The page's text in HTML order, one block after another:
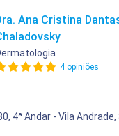
Ana Cristina
4 opiniões
4ª Andar - Vila Andrade,